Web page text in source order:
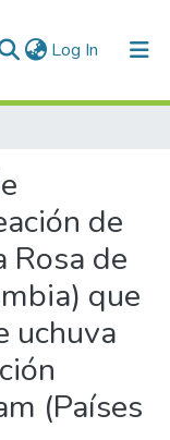
Log In (current)
de
Rosa de
que
uchuva
(Países